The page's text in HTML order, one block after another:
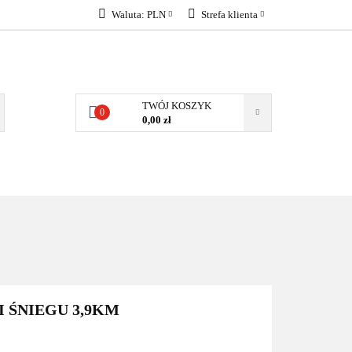
Waluta: PLN Strefa klienta
Dodaj zgłoszenie
Zgody cookies
0
TWÓJ KOSZYK
0,00 zł
KONTAKT
ŚNIEGU 3,9KM